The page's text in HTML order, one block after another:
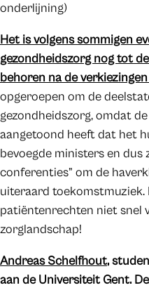
onderlijning)
Het is volgens sommigen
gezondheidszorg nog tot
behoren na de
opgeroepen om de
gezondheidszorg, omdat
aangetoond heeft dat het
bevoegde ministers en dus
conferenties” om de
uiteraard toekomstmuziek.
patiëntenrechten niet snel
zorglandschap!
Andreas Schelfhout,
aan de Universiteit Gent.